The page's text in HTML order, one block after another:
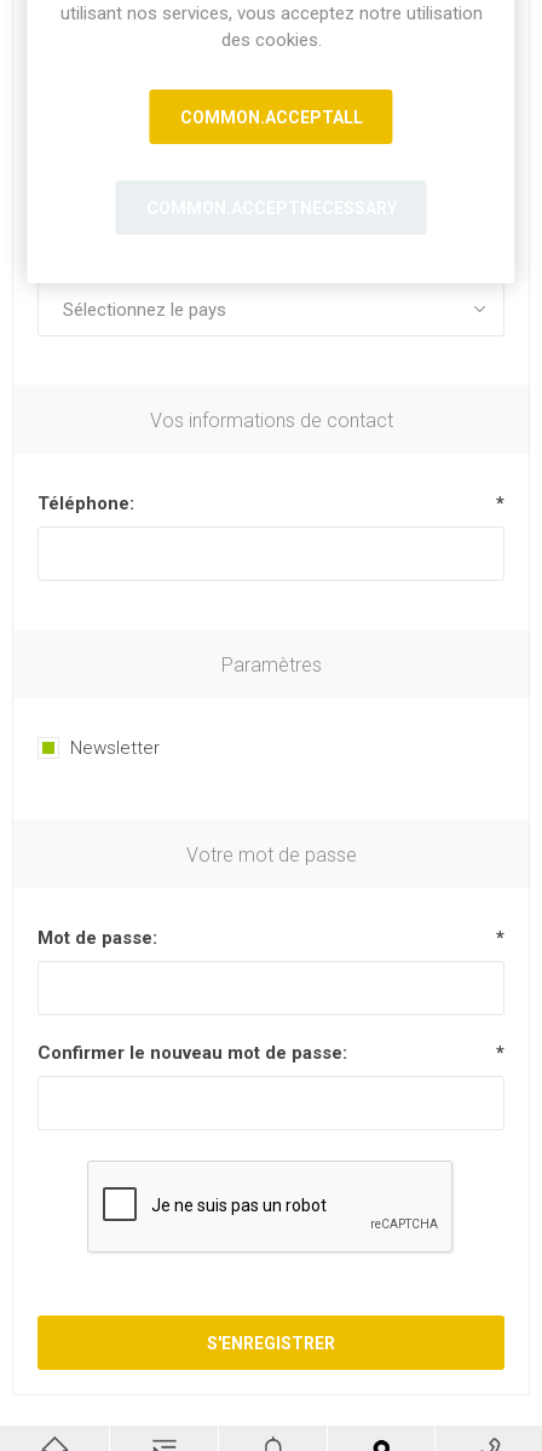
Vos informations de contact
Téléphone: *
Paramètres
Newsletter
Votre mot de passe
Mot de passe: *
Confirmer le nouveau mot de passe: *
utilisant nos services, vous acceptez notre utilisation
des cookies.
COMMON.ACCEPTALL